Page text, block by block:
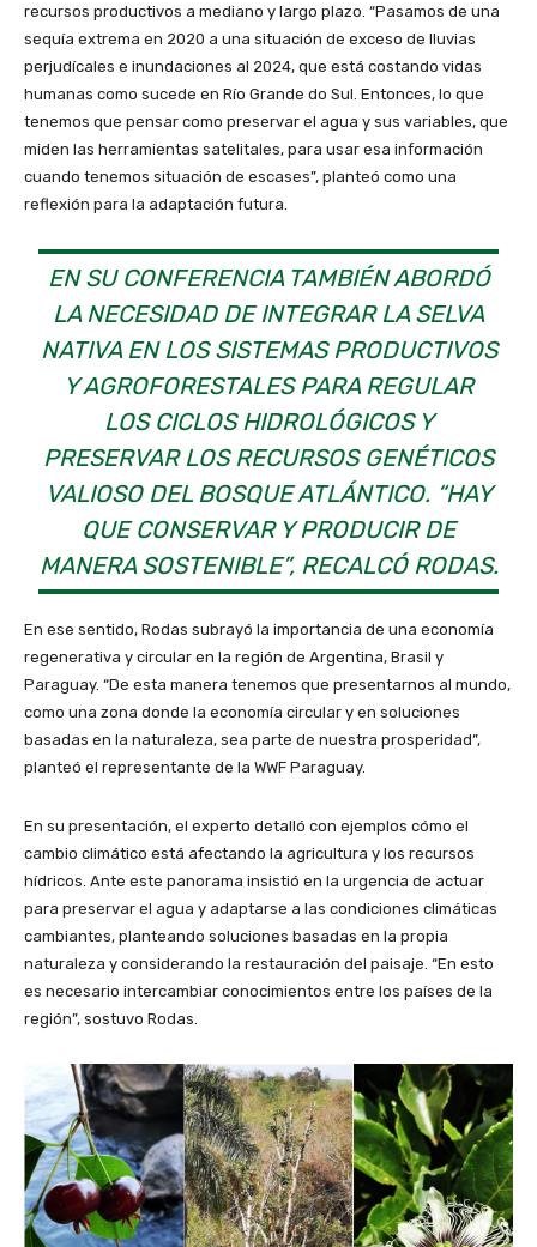
recursos productivos a mediano y largo plazo. “Pasamos de una
sequía extrema en 2020 a una situación de exceso de lluvias
perjudícales e inundaciones al 2024, que está costando vidas
humanas como sucede en Río Grande do Sul. Entonces, lo que
tenemos que pensar como preservar el agua y sus variables, que
miden las herramientas satelitales, para usar esa información
cuando tenemos situación de escases”, planteó como una
reflexión para la adaptación futura.
EN SU CONFERENCIA TAMBIÉN ABORDÓ
LA NECESIDAD DE INTEGRAR LA SELVA
NATIVA EN LOS SISTEMAS PRODUCTIVOS
Y AGROFORESTALES PARA REGULAR
LOS CICLOS HIDROLÓGICOS Y
PRESERVAR LOS RECURSOS GENÉTICOS
VALIOSO DEL BOSQUE ATLÁNTICO. “HAY
QUE CONSERVAR Y PRODUCIR DE
MANERA SOSTENIBLE”, RECALCÓ RODAS.
En ese sentido, Rodas subrayó la importancia de una economía
regenerativa y circular en la región de Argentina, Brasil y
Paraguay. “De esta manera tenemos que presentarnos al mundo,
como una zona donde la economía circular y en soluciones
basadas en la naturaleza, sea parte de nuestra prosperidad”,
planteó el representante de la WWF Paraguay.
En su presentación, el experto detalló con ejemplos cómo el
cambio climático está afectando la agricultura y los recursos
hídricos. Ante este panorama insistió en la urgencia de actuar
para preservar el agua y adaptarse a las condiciones climáticas
cambiantes, planteando soluciones basadas en la propia
naturaleza y considerando la restauración del paisaje. “En esto
es necesario intercambiar conocimientos entre los países de la
región”, sostuvo Rodas.